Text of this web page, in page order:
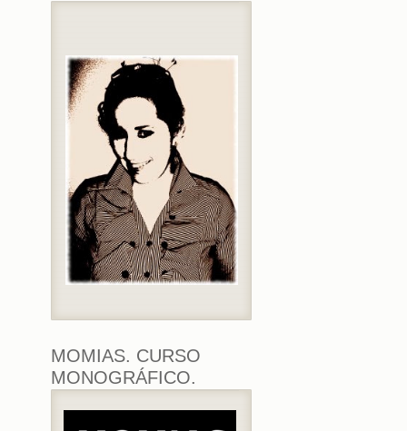
MOMIAS. CURSO
MONOGRÁFICO.